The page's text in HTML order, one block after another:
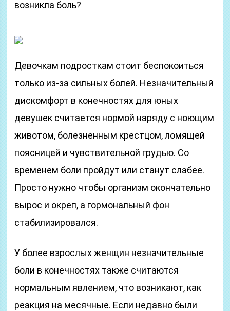
возникла боль?
Девочкам подросткам стоит беспокоиться
только из-за сильных болей. Незначительный
дискомфорт в конечностях для юных
девушек считается нормой наряду с ноющим
животом, болезненным крестцом, ломящей
поясницей и чувствительной грудью. Со
временем боли пройдут или станут слабее.
Просто нужно чтобы организм окончательно
вырос и окреп, а гормональный фон
стабилизировался.
У более взрослых женщин незначительные
боли в конечностях также считаются
нормальным явлением, что возникают, как
реакция на месячные. Если недавно были